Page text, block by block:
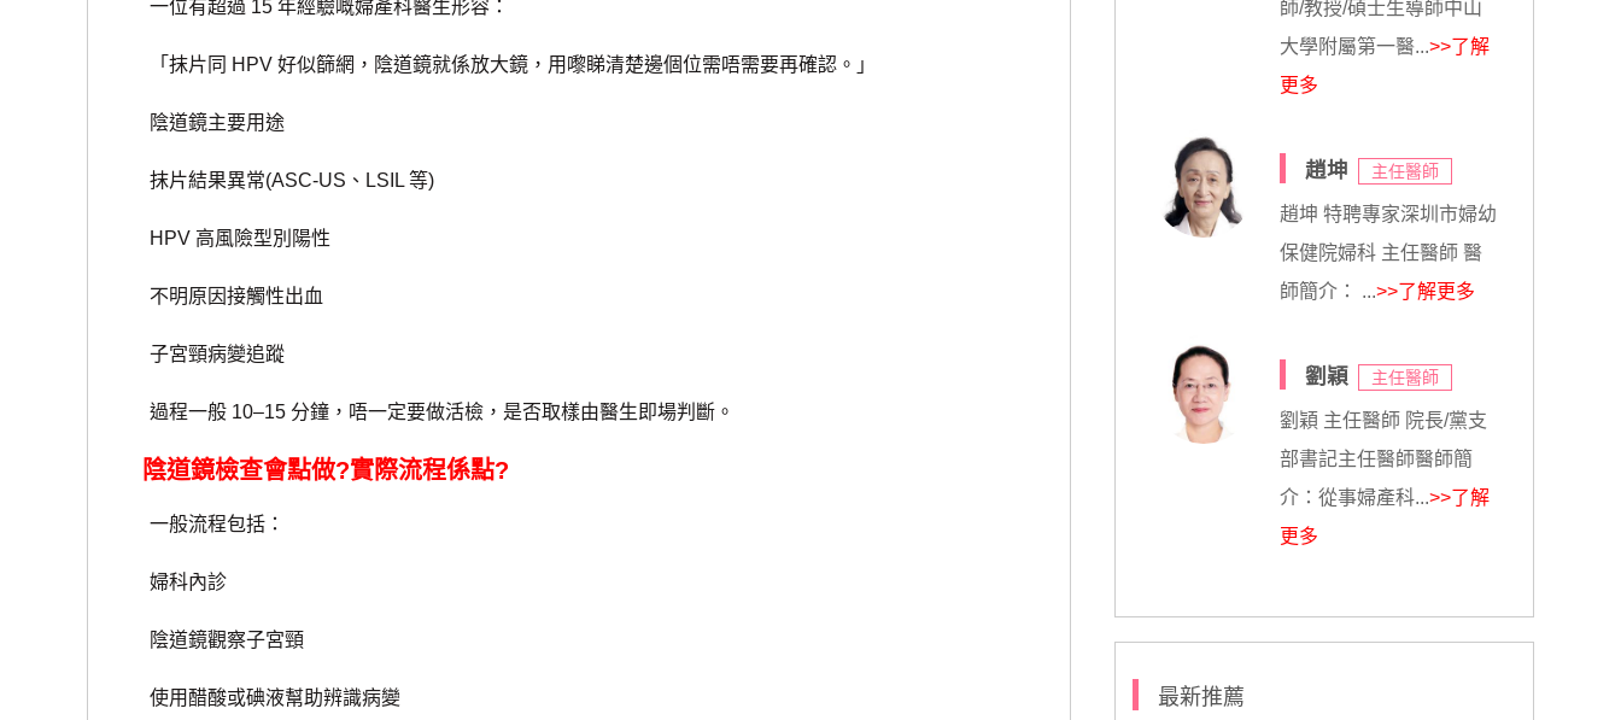
一位有超過 15 年經驗嘅婦產科醫生形容：
「抹片同 HPV 好似篩網，陰道鏡就係放大鏡，用嚟睇清楚邊個位需唔需要再確認。」
陰道鏡主要用途
抹片結果異常(ASC-US、LSIL 等)
HPV 高風險型別陽性
不明原因接觸性出血
子宮頸病變追蹤
過程一般 10–15 分鐘，唔一定要做活檢，是否取樣由醫生即場判斷。
陰道鏡檢查會點做?實際流程係點?
一般流程包括：
婦科內診
陰道鏡觀察子宮頸
使用醋酸或碘液幫助辨識病變
師/教授/碩士生導師中山
大學附屬第一醫...>>了解
更多
趙坤 主任醫師
趙坤 特聘專家深圳市婦幼
保健院婦科 主任醫師 醫
師簡介： ...>>了解更多
劉穎 主任醫師
劉穎 主任醫師 院長/黨支
部書記主任醫師醫師簡
介：從事婦產科...>>了解
更多
最新推薦